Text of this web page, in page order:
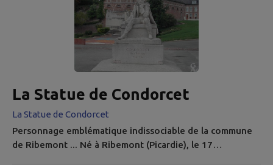
Gaules païennes. Il parcourut de nombreux pays dont
l’Espagne et les Pays-Bas. L’histoire dit que devant les
La Statue de Condorcet ​
Personnage emblématique indissociable de la commune
de Ribemont ... Né à Ribemont (Picardie), le 17